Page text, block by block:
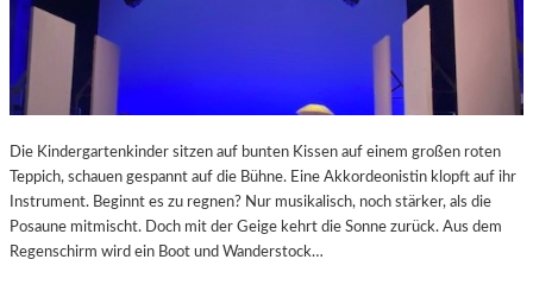
Die Kindergartenkinder sitzen auf bunten Kissen auf einem großen roten
Teppich, schauen gespannt auf die Bühne. Eine Akkordeonistin klopft auf ihr
Instrument. Beginnt es zu regnen? Nur musikalisch, noch stärker, als die
Posaune mitmischt. Doch mit der Geige kehrt die Sonne zurück. Aus dem
Regenschirm wird ein Boot und Wanderstock…